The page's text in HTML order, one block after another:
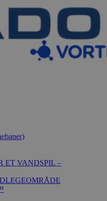
ET VANDSPIL –